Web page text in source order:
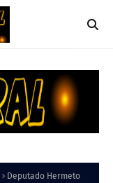
Deputado Hermeto